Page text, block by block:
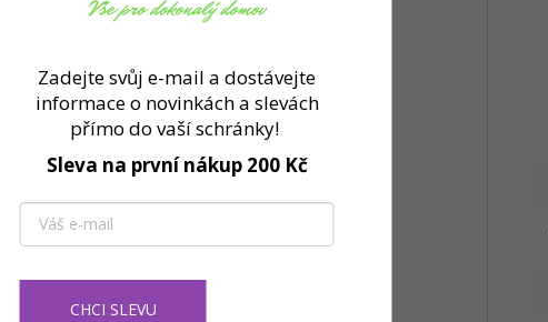
Zadejte svůj e-mail a dostávejte
informace o novinkách a slevách
přímo do vaší schránky!
Sleva na první nákup 200 Kč
CHCI SLEVU